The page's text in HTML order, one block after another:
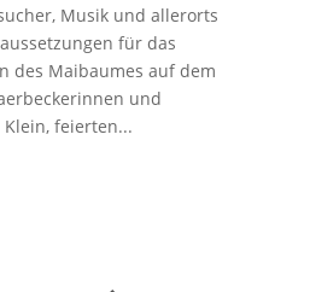
Musik und allerorts
für das
des Maibaumes auf dem
und
feierten...